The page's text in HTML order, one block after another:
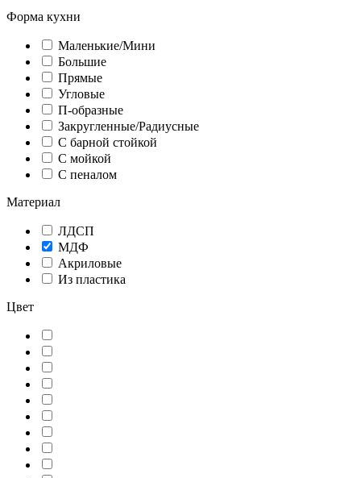
Форма кухни
Маленькие/Мини
Большие
Прямые
Угловые
П-образные
Закругленные/Радиусные
С барной стойкой
С мойкой
С пеналом
Материал
ЛДСП
МДФ
Акриловые
Из пластика
Цвет